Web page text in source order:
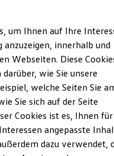
Greifswald
18:00
Uhr
-12:00 Uhr
um Ihnen auf Ihre
innerhalb und
Webseiten. Diese
wie Sie unsere
welche Seiten Sie
Sie sich auf der Seite
Cookies ist es, Ihnen für
angepasste
dazu verwendet,